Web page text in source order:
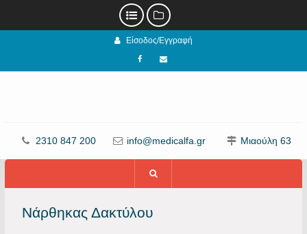
Είσοδος/Εγγραφή
Facebook
email
2310 847 200 info@medicalfa.gr Μιαούλη 63
Νάρθηκας Δακτύλου